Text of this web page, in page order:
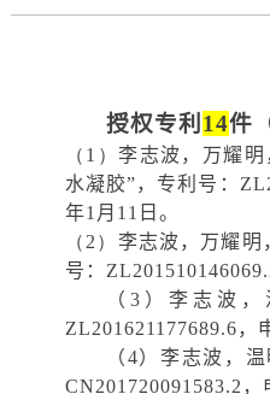
授权专利 14件
（1）李志波，万耀
水凝胶”，专利号：
年1 月 11 日。
（2） 李志波，万耀明
号：
（ 3 ）李志波
ZL201621177689.6，
（4）李志波，
CN201720091583.2 ，